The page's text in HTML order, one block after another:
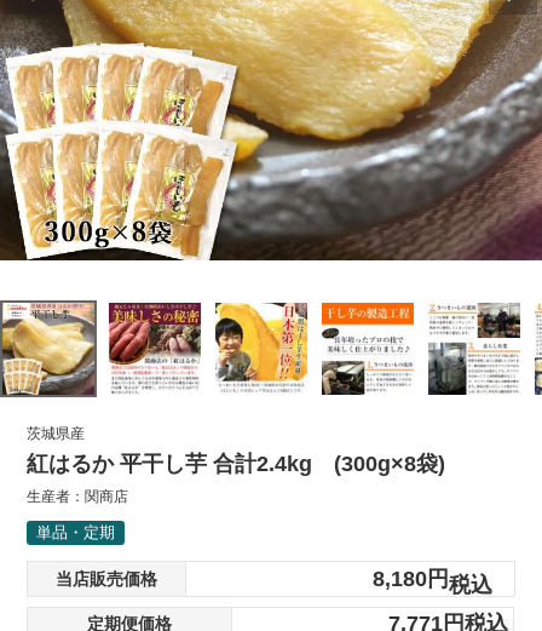
茨城県産
紅はるか 平干し芋 合計2.4kg (300g×8袋)
生産者： 関商店
単品・定期
当店販売価格 8,180 税込
定期便価格 7,771 税込